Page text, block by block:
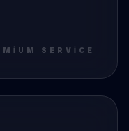
SERVICE